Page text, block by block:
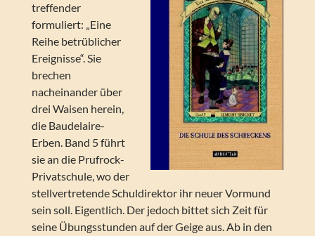
treffender
formuliert: „Eine
Reihe betrüblicher
Ereignisse“. Sie
brechen
nacheinander über
drei Waisen herein,
die Baudelaire-
Erben. Band 5 führt
sie an die Prufrock-
Privatschule, wo der
stellvertretende Schuldirektor ihr neuer Vormund
sein soll. Eigentlich. Der jedoch bittet sich Zeit für
seine Übungsstunden auf der Geige aus. Ab in den